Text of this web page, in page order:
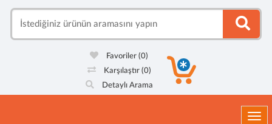
Favoriler(0)
Karşılaştır (0)
Detaylı Arama